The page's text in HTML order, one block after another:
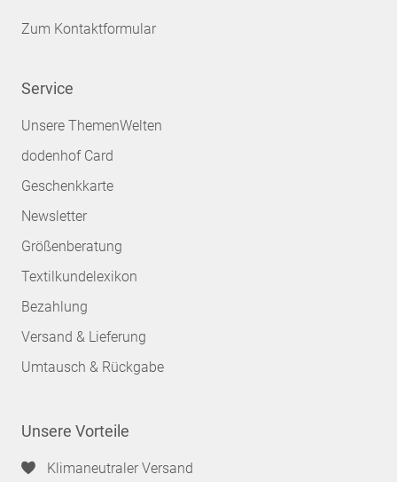
Zum Kontaktformular
Service
Unsere ThemenWelten
dodenhof Card
Geschenkkarte
Newsletter
Größenberatung
Textilkundelexikon
Bezahlung
Versand & Lieferung
Umtausch & Rückgabe
Unsere Vorteile
Klimaneutraler Versand